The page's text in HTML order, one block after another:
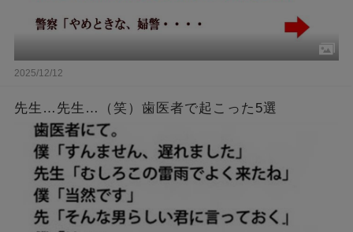
2025/12/12
先生…先生…（笑）歯医者で起こった5選